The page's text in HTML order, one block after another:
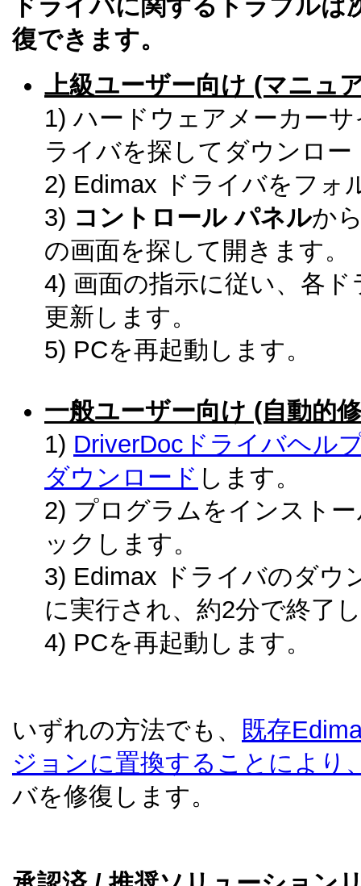
ドライバに関するトラブル
復できます。
上級ユーザー向け (マニュ
1) ハードウェアメーカー
ライバを探してダウンロー
2) Edimax ドライバをフォ
3) コントロール パネルか
の画面を探して開きます。
4) 画面の指示に従い、各
更新します。
5) PCを再起動します。
一般ユーザー向け (自動的
1) DriverDocドライバヘル
ダウンロード します。
2) プログラムをインスト
ックします。
3) Edimax ドライバのダウ
に実行され、約2分で終了
4) PCを再起動します。
いずれの方法でも、
既存
ジョンに置換することにより
バを修復します。